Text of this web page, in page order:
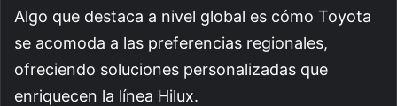
Algo que destaca a nivel global es cómo Toyota
se acomoda a las preferencias regionales,
ofreciendo soluciones personalizadas que
enriquecen la línea Hilux.